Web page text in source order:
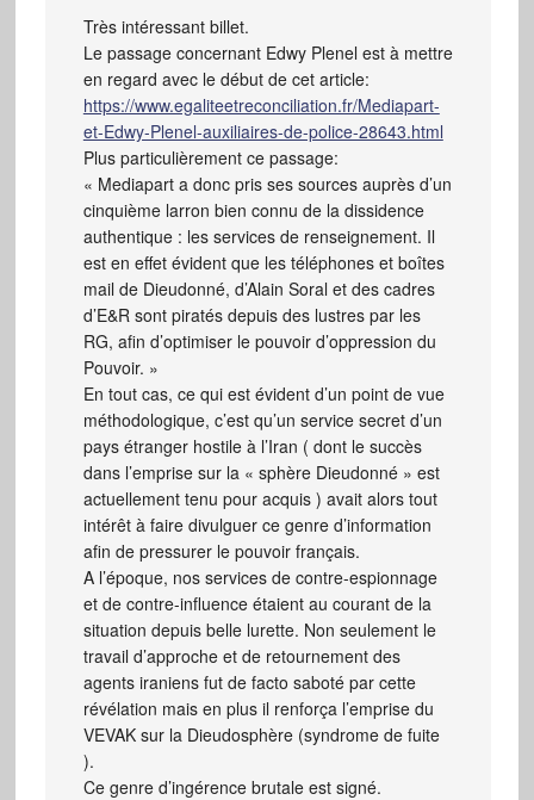
Très intéressant billet.
Le passage concernant Edwy Plenel est à mettre
en regard avec le début de cet article:
https://www.egaliteetreconciliation.fr/Mediapart-
et-Edwy-Plenel-auxiliaires-de-police-28643.html
Plus particulièrement ce passage:
« Mediapart a donc pris ses sources auprès d’un
cinquième larron bien connu de la dissidence
authentique : les services de renseignement. Il
est en effet évident que les téléphones et boîtes
mail de Dieudonné, d’Alain Soral et des cadres
d’E&R sont piratés depuis des lustres par les
RG, afin d’optimiser le pouvoir d’oppression du
Pouvoir. »
En tout cas, ce qui est évident d’un point de vue
méthodologique, c’est qu’un service secret d’un
pays étranger hostile à l’Iran ( dont le succès
dans l’emprise sur la « sphère Dieudonné » est
actuellement tenu pour acquis ) avait alors tout
intérêt à faire divulguer ce genre d’information
afin de pressurer le pouvoir français.
A l’époque, nos services de contre-espionnage
et de contre-influence étaient au courant de la
situation depuis belle lurette. Non seulement le
travail d’approche et de retournement des
agents iraniens fut de facto saboté par cette
révélation mais en plus il renforça l’emprise du
VEVAK sur la Dieudosphère (syndrome de fuite
).
Ce genre d’ingérence brutale est signé.